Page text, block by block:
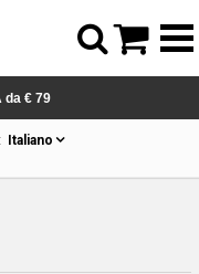
da € 79
Italiano
 